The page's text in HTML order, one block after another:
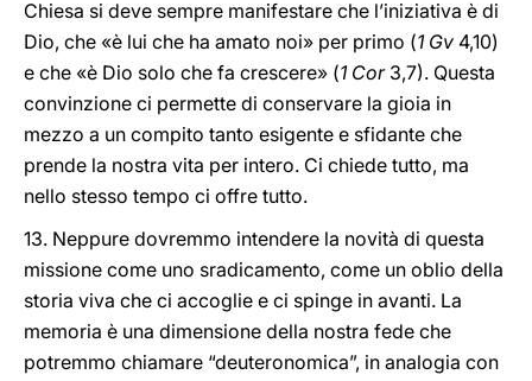
Chiesa si deve sempre manifestare che l’iniziativa è di
Dio, che «è lui che ha amato noi» per primo (1 Gv 4,10)
e che «è Dio solo che fa crescere» (1 Cor3,7). Questa
convinzione ci permette di conservare la gioia in
mezzo a un compito tanto esigente e sfidante che
prende la nostra vita per intero. Ci chiede tutto, ma
nello stesso tempo ci offre tutto.
13. Neppure dovremmo intendere la novità di questa
missione come uno sradicamento, come un oblio della
storia viva che ci accoglie e ci spinge in avanti. La
memoria è una dimensione della nostra fede che
potremmo chiamare “deuteronomica”, in analogia con